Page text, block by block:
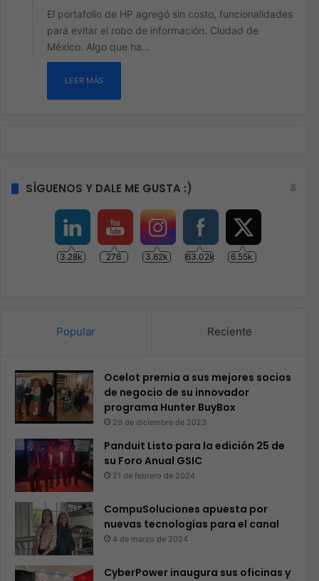
El portafolio de HP agregó sin costo, funcionalidades
para evitar el robo de información. Ciudad de
México. Algo que ha…
LEER MÁS
SÍGUENOS Y DALE ME GUSTA :)
3.28k 276 3.62k 63.02k 6.55k
Popular Reciente
Ocelot premia a sus mejores socios
de negocio de su innovador
programa Hunter BuyBox
29 de diciembre de 2023
Panduit Listo para la edición 25 de
su Foro Anual GSIC
21 de febrero de 2024
CompuSoluciones apuesta por
nuevas tecnologías para el canal
4 de marzo de 2024
CyberPower inaugura sus oficinas y